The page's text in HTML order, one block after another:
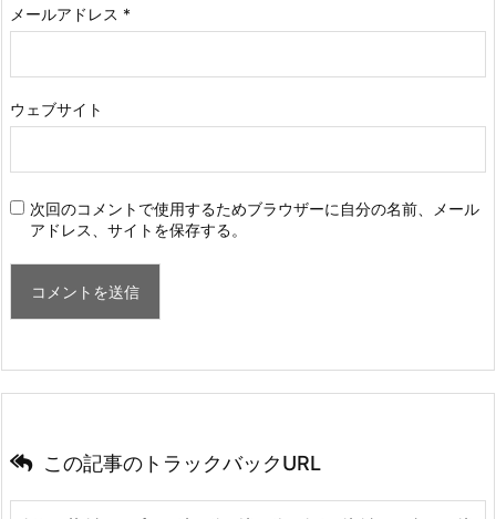
メールアドレス *
ウェブサイト
次回のコメントで使用するためブラウザーに自分の名前、メール
アドレス、サイトを保存する。
この記事のトラックバックURL